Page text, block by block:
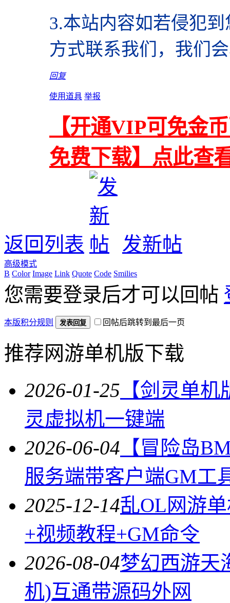
3.本站内容如若侵犯
方式联系我们，我们
回复
使用道具 举报
【开通VIP可免金
免费下载】点此查
返回列表 发新帖
高级模式
B Color Image Link Quote Code Smilies
您需要登录后才可以回帖
本版积分规则 发表回复 回帖后跳转到最后一页
推荐网游单机版下载
2026-01-25 【剑灵单
灵虚拟机一键端
2026-06-04 【冒险岛
服务端带客户端GM工
2025-12-14乱OL网游
+视频教程+GM命令
2026-08-04梦幻西游天
机)互通带源码外网